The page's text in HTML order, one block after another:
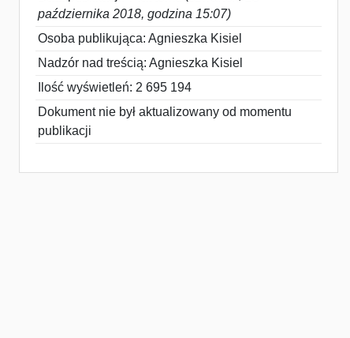
października 2018, godzina 15:07)
Osoba publikująca: Agnieszka Kisiel
Nadzór nad treścią: Agnieszka Kisiel
Ilość wyświetleń: 2 695 194
Dokument nie był aktualizowany od momentu
publikacji